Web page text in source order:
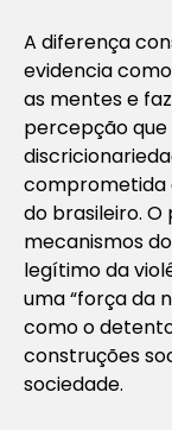
A diferença
evidencia
as mentes e
percepção
comprometida
do brasileiro.
mecanismos
legítimo da
uma “força da
como o
construções
sociedade.